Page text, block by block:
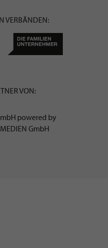
VERBÄNDEN:
VON:
powered by
GmbH